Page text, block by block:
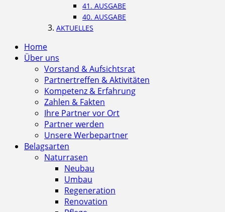
41. AUSGABE
40. AUSGABE
AKTUELLES
Home
Über uns
Vorstand & Aufsichtsrat
Partnertreffen & Aktivitäten
Kompetenz & Erfahrung
Zahlen & Fakten
Ihre Partner vor Ort
Partner werden
Unsere Werbepartner
Belagsarten
Naturrasen
Neubau
Umbau
Regeneration
Renovation